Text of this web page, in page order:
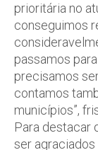
prioritária no
conseguimos
passamos
precisamos
contamos
municípios”,
Para destacar
ser